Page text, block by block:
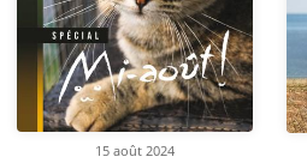
15 août 2024